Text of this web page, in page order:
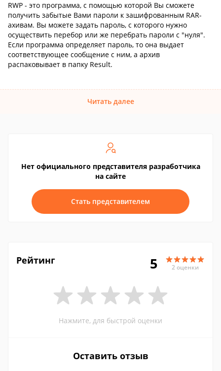
RWP - это программа, с помощью которой Вы сможете
получить забытые Вами пароли к зашифрованным RAR-
ахивам. Вы можете задать пароль, с которого нужно
осуществить перебор или же перебрать пароли с "нуля".
Если программа определяет пароль, то она выдает
соответствующее сообщение с ним, а архив
распаковывает в папку Result.
Читать далее
Нет официального представителя разработчика
на сайте
Стать представителем
Рейтинг 5 2 оценки
Нажмите, для быстрой оценки
Оставить отзыв